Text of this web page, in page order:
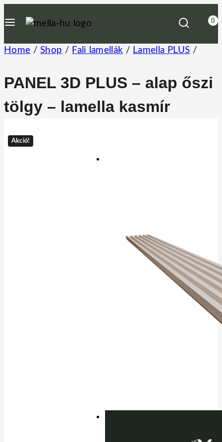
to
0
Home / Shop / Fali lamellák / Lamella PLUS /
PANEL 3D PLUS – alap őszi
tölgy – lamella kasmír
Akció!